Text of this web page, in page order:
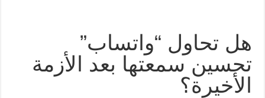
هل تحاول “واتساب”
تحسين سمعتها بعد الأزمة
الأخيرة؟